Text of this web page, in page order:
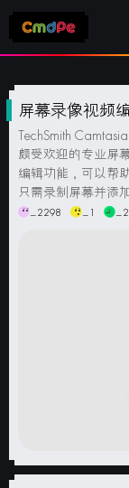
屏幕录像视频
中文破解版
TechSmith
颇受欢迎的专业屏
编辑功能，可以帮
只需录制屏幕并添
作视频，都会为你
_2298 _1